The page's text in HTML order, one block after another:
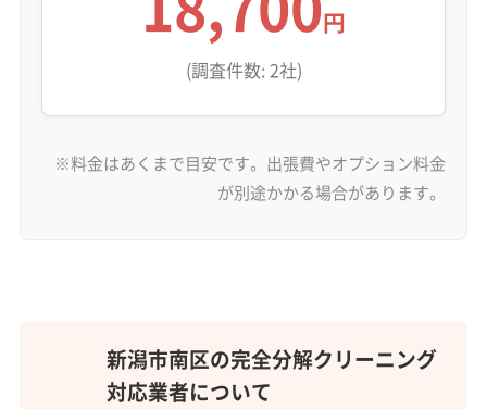
円
(調査件数: 2社)
※料金はあくまで目安です。出張費やオプション料金
が別途かかる場合があります。
新潟市南区の完全分解クリーニング
対応業者について